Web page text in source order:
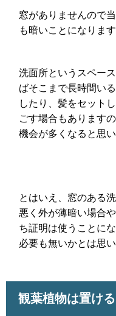
窓がありませんので
も暗いことになります
洗面所というスペー
ばそこまで長時間い
したり、髪をセット
ごす場合もあります
機会が多くなると思い
とはいえ、窓のある
悪く外が薄暗い場合
ち証明は使うことに
必要も無いかとは思い
観葉植物は置ける